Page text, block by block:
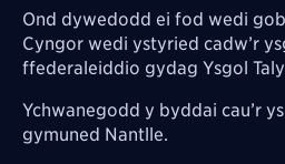
Ond dywedodd ei fod wedi
Cyngor wedi ystyried cadw’r
ffederaleiddio gydag Ysgol
Ychwanegodd y byddai cau’r
gymuned Nantlle.